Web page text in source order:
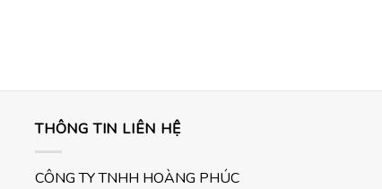
THÔNG TIN LIÊN HỆ
CÔNG TY TNHH HOÀNG PHÚC